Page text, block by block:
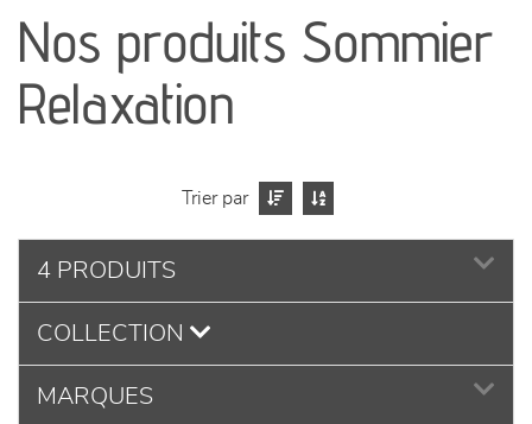
séjours
meubles de complément
literie
décoration
Nos produits Sommier
Relaxation
Trier par
4 PRODUITS
COLLECTION
MARQUES